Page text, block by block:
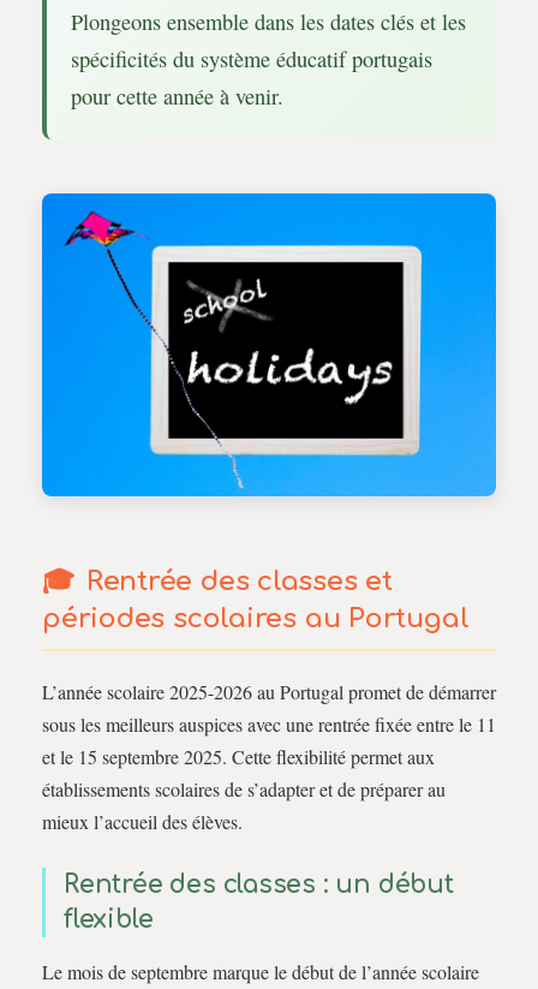
Plongeons ensemble dans les dates clés et les
spécificités du système éducatif portugais
pour cette année à venir.
Rentrée des classes et
périodes scolaires au Portugal
L’année scolaire 2025-2026 au Portugal promet de démarrer
sous les meilleurs auspices avec une rentrée fixée entre le 11
et le 15 septembre 2025. Cette flexibilité permet aux
établissements scolaires de s’adapter et de préparer au
mieux l’accueil des élèves.
Rentrée des classes : un début
flexible
Le mois de septembre marque le début de l’année scolaire